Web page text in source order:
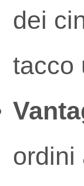
dei
tacco
ordini